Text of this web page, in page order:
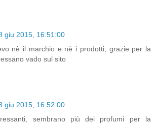
giu 2015, 16:51:00
nè il marchio e nè i prodotti, grazie per la
vado sul sito
giu 2015, 16:52:00
sembrano più dei profumi per la